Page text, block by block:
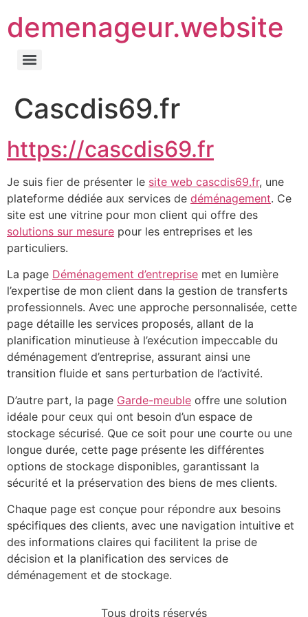
demenageur.website
Cascdis69.fr
https://cascdis69.fr
Je suis fier de présenter le site web cascdis69.fr, une
plateforme dédiée aux services de déménagement. Ce
site est une vitrine pour mon client qui offre des
solutions sur mesure pour les entreprises et les
particuliers.
La page Déménagement d’entreprise met en lumière
l’expertise de mon client dans la gestion de transferts
professionnels. Avec une approche personnalisée, cette
page détaille les services proposés, allant de la
planification minutieuse à l’exécution impeccable du
déménagement d’entreprise, assurant ainsi une
transition fluide et sans perturbation de l’activité.
D’autre part, la page Garde-meuble offre une solution
idéale pour ceux qui ont besoin d’un espace de
stockage sécurisé. Que ce soit pour une courte ou une
longue durée, cette page présente les différentes
options de stockage disponibles, garantissant la
sécurité et la préservation des biens de mes clients.
Chaque page est conçue pour répondre aux besoins
spécifiques des clients, avec une navigation intuitive et
des informations claires qui facilitent la prise de
décision et la planification des services de
déménagement et de stockage.
Tous droits réservés